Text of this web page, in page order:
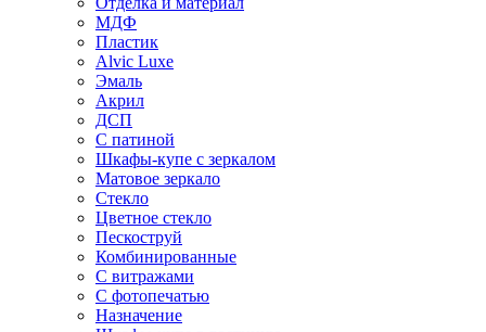
МДФ
Пластик
Alvic Luxe
Эмаль
Акрил
ДСП
С патиной
Шкафы-купе с зеркалом
Матовое зеркало
Стекло
Цветное стекло
Пескоструй
Комбинированные
С витражами
С фотопечатью
Назначение